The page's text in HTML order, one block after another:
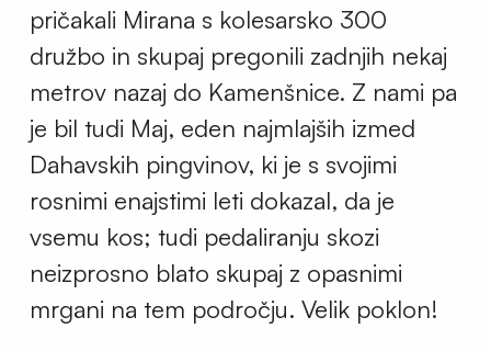
pričakali Mirana s kolesarsko 300
družbo in skupaj pregonili zadnjih nekaj
metrov nazaj do Kamenšnice. Z nami pa
je bil tudi Maj, eden najmlajših izmed
Dahavskih pingvinov, ki je s svojimi
rosnimi enajstimi leti dokazal, da je
vsemu kos; tudi pedaliranju skozi
neizprosno blato skupaj z opasnimi
mrgani na tem področju. Velik poklon!